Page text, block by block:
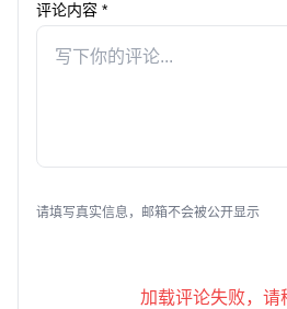
评论内容 *
请填写真实信息，邮箱不会被公开显示
加载评论失败，请